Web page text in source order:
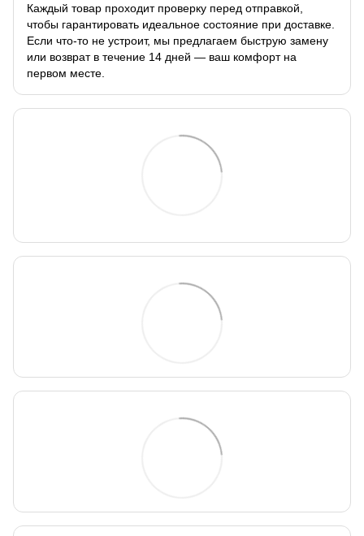
Каждый товар проходит проверку перед отправкой,
чтобы гарантировать идеальное состояние при доставке.
Если что-то не устроит, мы предлагаем быструю замену
или возврат в течение 14 дней — ваш комфорт на
первом месте.